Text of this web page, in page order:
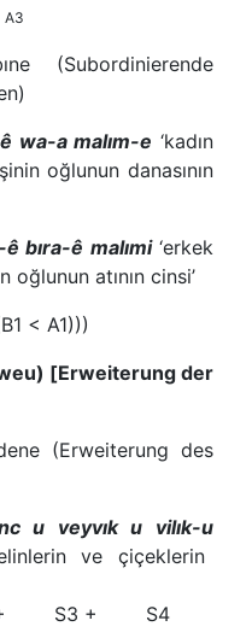
(Subordinierende
wa-a malım-e ‘kadın
oğlunun danasının
bıra-ê malımi ‘erkek
atının cinsi’
< A1)))
[Erweiterung der
(Erweiterung des
u veyvık u vilık-u
ve çiçeklerin
S3 + S4